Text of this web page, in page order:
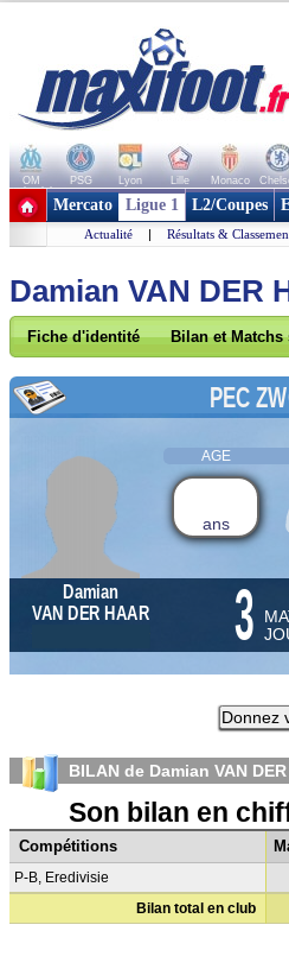
OM PSG Lyon Lille Monaco
+ de clubs
Mercato Ligue 1 L2/Coupes
Actualité | Résultats &
Damian VAN DER
Fiche d'identité Bilan et Matchs
PEC
AGE
ans
Damian
VAN DER HAAR
3
Donnez
BILAN de Damian VAN
Son bilan en
Compétitions
P-B, Eredivisie
Bilan total en club